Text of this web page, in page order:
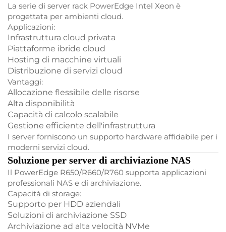
La serie di server rack PowerEdge Intel Xeon è
progettata per ambienti cloud.
Applicazioni:
Infrastruttura cloud privata
Piattaforme ibride cloud
Hosting di macchine virtuali
Distribuzione di servizi cloud
Vantaggi:
Allocazione flessibile delle risorse
Alta disponibilità
Capacità di calcolo scalabile
Gestione efficiente dell'infrastruttura
I server forniscono un supporto hardware affidabile per i
moderni servizi cloud.
Soluzione per server di archiviazione NAS
Il PowerEdge R650/R660/R760 supporta applicazioni
professionali NAS e di archiviazione.
Capacità di storage:
Supporto per HDD aziendali
Soluzioni di archiviazione SSD
Archiviazione ad alta velocità NVMe